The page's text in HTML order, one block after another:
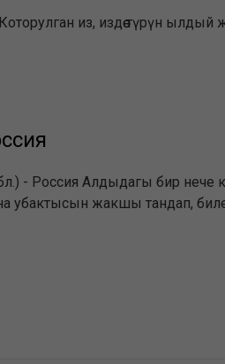
из, издөө түрүн
- Россия Алдыдагы бир нече
убактысын жакшы тандап,